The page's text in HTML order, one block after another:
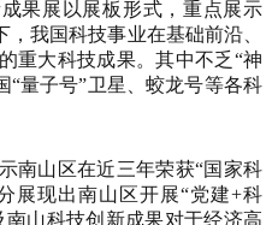
果展以展板形式，重点展示
我国科技事业在基础前沿、
重大科技成果。其中不乏“神
“量子号”卫星、蛟龙号等各科
南山区在近三年荣获“国家科
展现出南山区开展“党建+科
山科技创新成果对于经济高